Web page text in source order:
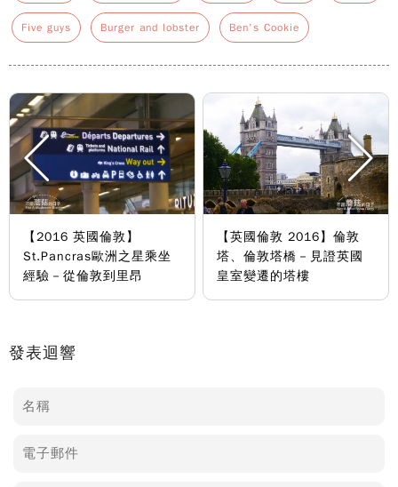
Five guys Burger and lobster Ben's Cookie
【2016 英國倫敦】
St.Pancras歐洲之星乘坐
經驗－從倫敦到里昂
【英國倫敦 2016】倫敦
塔、倫敦塔橋－見證英國
皇室變遷的塔樓
發表迴響